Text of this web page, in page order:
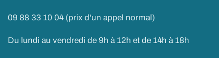
09 88 33 10 04 (prix d'un appel normal)
Du lundi au vendredi de 9h à 12h et de 14h à 18h